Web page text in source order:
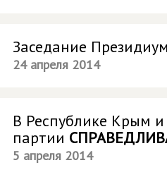
Заседание
24 апреля 2014
В Республике Крым и
партии
5 апреля 2014